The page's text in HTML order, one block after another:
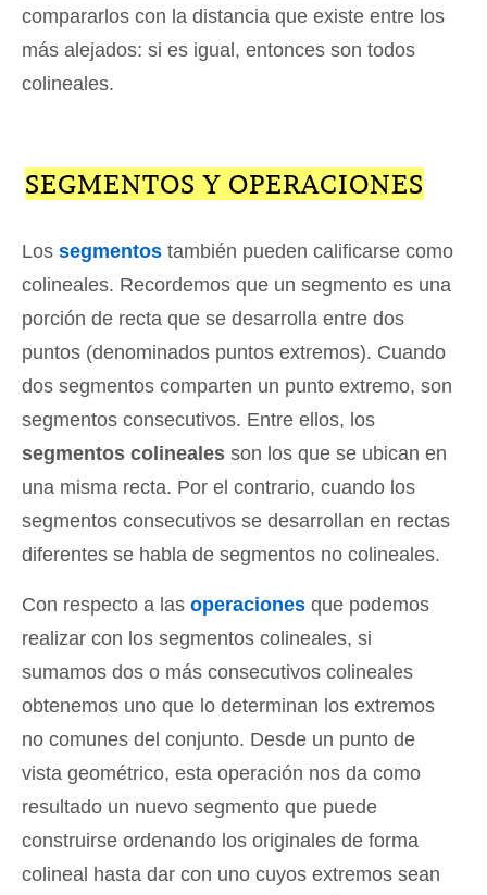
compararlos con la distancia que existe entre los
más alejados: si es igual, entonces son todos
colineales.
SEGMENTOS Y OPERACIONES
Los segmentos también pueden calificarse como
colineales. Recordemos que un segmento es una
porción de recta que se desarrolla entre dos
puntos (denominados puntos extremos). Cuando
dos segmentos comparten un punto extremo, son
segmentos consecutivos. Entre ellos, los
segmentos colineales son los que se ubican en
una misma recta. Por el contrario, cuando los
segmentos consecutivos se desarrollan en rectas
diferentes se habla de segmentos no colineales.
Con respecto a las operaciones que podemos
realizar con los segmentos colineales, si
sumamos dos o más consecutivos colineales
obtenemos uno que lo determinan los extremos
no comunes del conjunto. Desde un punto de
vista geométrico, esta operación nos da como
resultado un nuevo segmento que puede
construirse ordenando los originales de forma
colineal hasta dar con uno cuyos extremos sean